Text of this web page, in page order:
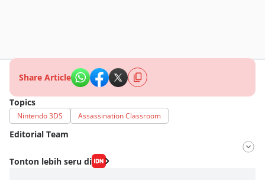
Share Article
Topics
Nintendo 3DS Assassination Classroom
Editorial Team
Editor
Bunga Semesta Int
Tonton lebih seru di